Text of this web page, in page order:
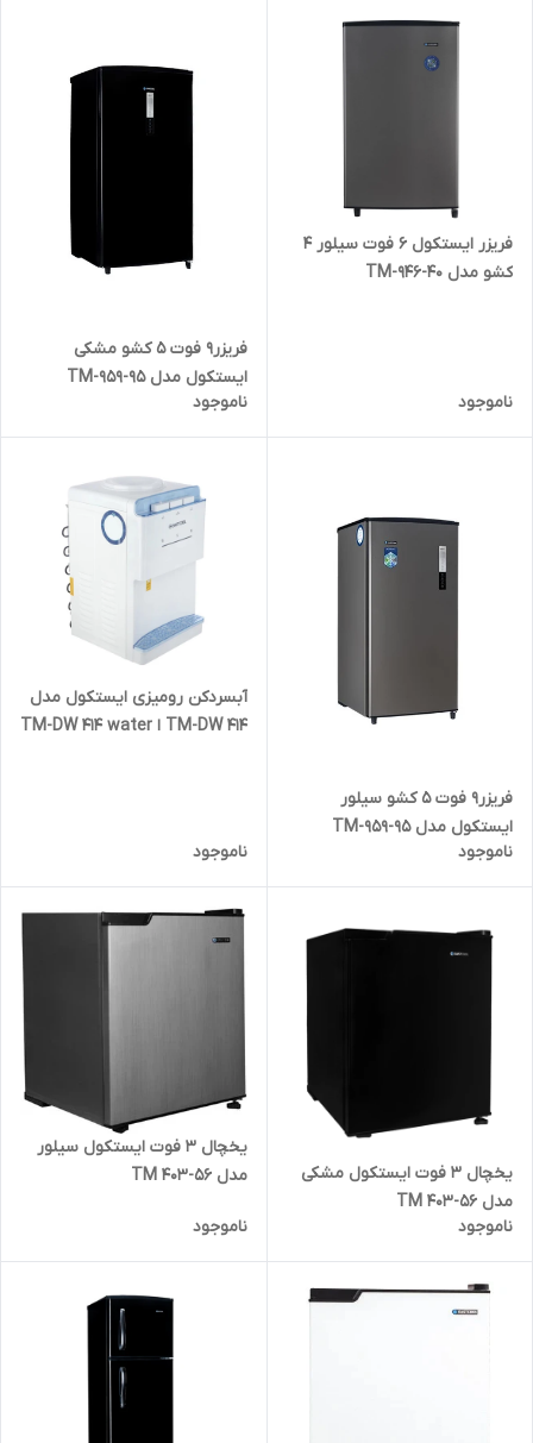
فریزر ایستکول 6 فوت سیلور 4
کشو مدل TM-946-40
ناموجود
فریزر9 فوت 5 کشو مشکی
ایستکول مدل TM-959-95
ناموجود
فریزر9 فوت 5 کشو سیلور
ایستکول مدل TM-959-95
ناموجود
آبسردکن رومیزی ایستکول مدل
TM-DW 414 ا TM-DW 414 water
ناموجود
یخچال 3 فوت ایستکول مشکی
مدل TM 403-56
ناموجود
یخچال 3 فوت ایستکول سیلور
مدل TM 403-56
ناموجود